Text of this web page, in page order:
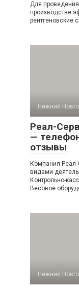
Для проведения
производстве
рентгеновские
Нижний
Реал-
—
отзывы
Компания
видами
Контрольно-
Весовое
Нижний